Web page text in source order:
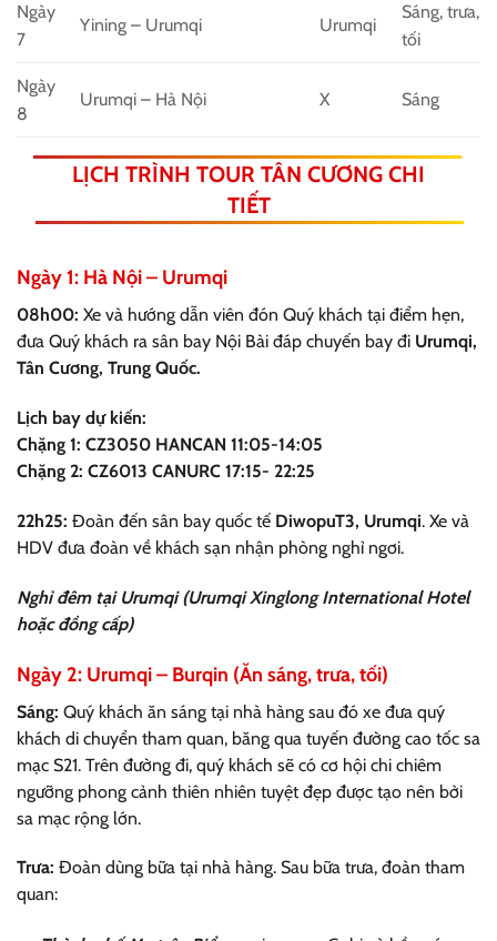
Ngày
7
Yining – Urumqi Urumqi
Sáng, trưa,
tối
Ngày
8
Urumqi – Hà Nội X Sáng
LỊCH TRÌNH TOUR TÂN CƯƠNG CHI
TIẾT
Ngày 1: Hà Nội – Urumqi
08h00: Xe và hướng dẫn viên đón Quý khách tại điểm hẹn,
đưa Quý khách ra sân bay Nội Bài đáp chuyến bay đi Urumqi,
Tân Cương, Trung Quốc.
Lịch bay dự kiến:
Chặng 1: CZ3050 HANCAN 11:05-14:05
Chặng 2: CZ6013 CANURC 17:15- 22:25
22h25: Đoàn đến sân bay quốc tế DiwopuT3, Urumqi. Xe và
HDV đưa đoàn về khách sạn nhận phòng nghỉ ngơi.
Nghỉ đêm tại Urumqi (Urumqi Xinglong International Hotel
hoặc đồng cấp)
Ngày 2: Urumqi – Burqin (Ăn sáng, trưa, tối)
Sáng: Quý khách ăn sáng tại nhà hàng sau đó xe đưa quý
khách di chuyển tham quan, băng qua tuyến đường cao tốc sa
mạc S21. Trên đường đi, quý khách sẽ có cơ hội chi chiêm
ngưỡng phong cảnh thiên nhiên tuyệt đẹp được tạo nên bởi
sa mạc rộng lớn.
Trưa: Đoàn dùng bữa tại nhà hàng. Sau bữa trưa, đoàn tham
quan: